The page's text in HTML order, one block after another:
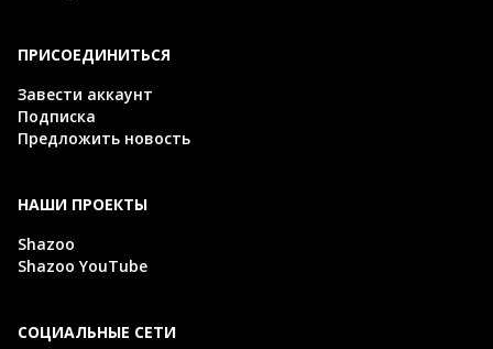
ПРИСОЕДИНИТЬСЯ
Завести аккаунт
Подписка
Предложить новость
НАШИ ПРОЕКТЫ
Shazoo
Shazoo YouTube
СОЦИАЛЬНЫЕ СЕТИ